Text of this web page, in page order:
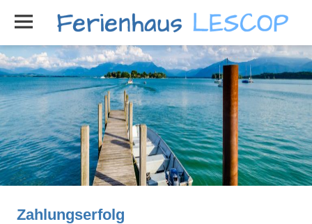
Inhalt
springen Das
gepflegte
Ferienhaus
im
Luftkurort
Rimsting
am
Chiemsee
mit
Zahlungserfolg